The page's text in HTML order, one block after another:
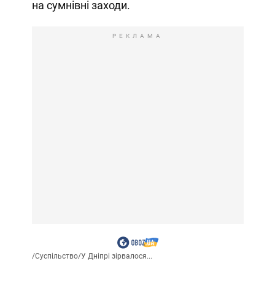
на сумнівні заходи.
РЕКЛАМА
/Суспільство/У Дніпрі зірвалося...